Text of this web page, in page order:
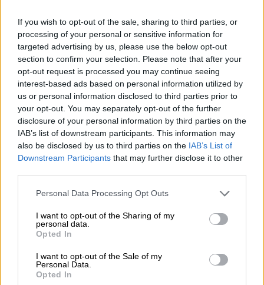
If you wish to opt-out of the sale, sharing to third parties, or
processing of your personal or sensitive information for
targeted advertising by us, please use the below opt-out
section to confirm your selection. Please note that after your
opt-out request is processed you may continue seeing
interest-based ads based on personal information utilized by
us or personal information disclosed to third parties prior to
your opt-out. You may separately opt-out of the further
disclosure of your personal information by third parties on the
IAB’s list of downstream participants. This information may
also be disclosed by us to third parties on the IAB’s List of
Downstream Participants that may further disclose it to other
Personal Data Processing Opt Outs
I want to opt-out of the Sharing of my
personal data.
Opted In
I want to opt-out of the Sale of my
Personal Data.
Opted In
Mario García de Castro: "Todas
estas conquistas siguen siendo un
camino abierto para el mañana"